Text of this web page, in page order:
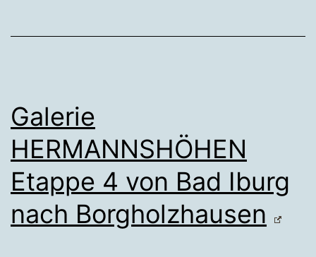
Galerie
HERMANNSHÖHEN
Etappe 4 von Bad Iburg
nach Borgholzhausen